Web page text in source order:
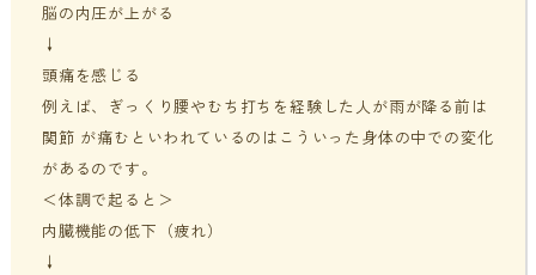
脳の内圧が上がる
↓
頭痛を感じる
例えば、ぎっくり腰やむち打ちを経験した人が雨が降る前は
関節 が痛むといわれているのはこういった身体の中での変化
があるのです。
＜体調で起ると＞
内臓機能の低下（疲れ）
↓